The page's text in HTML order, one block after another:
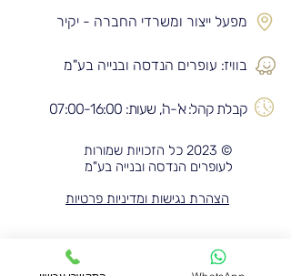
מפעל ייצור ומשרדי החברה - יקיר
בוויז: עופרים הנדסה ובנייה בע"מ
קבלת קהל: א'-ה', שעות: 07:00-16:00
© 2023 כל הזכויות שמורות
לעופרים הנדסה ובנייה בע"מ
הצהרת נגישות ומדיניות פרטיות